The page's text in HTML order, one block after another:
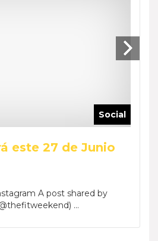
Social
este 27 de Junio
A post shared by
...